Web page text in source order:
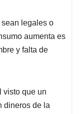
legales o
aumenta es
y falta de
visto que un
dineros de la